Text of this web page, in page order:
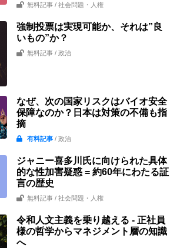
無料記事 / 社会問題・人権
強制投票は実現可能か、それは”良
いもの”か？
無料記事 / 政治
なぜ、次の国家リスクはバイオ安全
保障なのか？日本は対策の不備も指
摘
有料記事/ 政治
ジャニー喜多川氏に向けられた具体
的な性加害疑惑 = 約60年にわたる証
言の歴史
無料記事 / 社会問題・人権
令和人文主義を乗り越える - 正社員
様の哲学からマネジメント層の知識
へ